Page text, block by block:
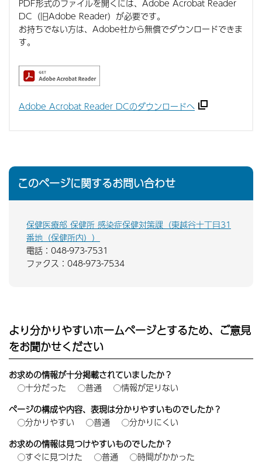
PDF形式のファイルを開くには、Adobe Acrobat Reader
DC（旧Adobe Reader）が必要です。
お持ちでない方は、Adobe社から無償でダウンロードできま
す。
Adobe Acrobat Reader DCのダウンロードへ
このページに関するお問い合わせ
保健医療部 保健所 感染症保健対策課（東越谷十丁目31
番地（保健所内））
電話：048-973-7531
ファクス：048-973-7534
より分かりやすいホームページとするため、ご意見
をお聞かせください
お求めの情報が十分掲載されていましたか？
十分だった
普通
情報が足りない
ページの構成や内容、表現は分かりやすいものでしたか？
分かりやすい
普通
分かりにくい
お求めの情報は見つけやすいものでしたか？
すぐに見つけた
普通
時間がかかった